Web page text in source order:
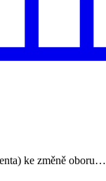
ke změně oboru…